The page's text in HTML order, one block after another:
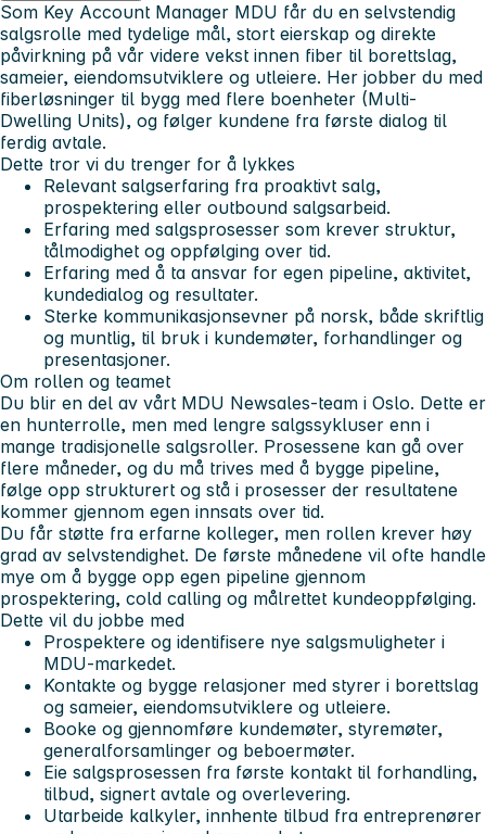
Som Key Account Manager MDU får du en selvstendig
salgsrolle med tydelige mål, stort eierskap og direkte
påvirkning på vår videre vekst innen fiber til borettslag,
sameier, eiendomsutviklere og utleiere. Her jobber du med
fiberløsninger til bygg med flere boenheter (Multi-
Dwelling Units), og følger kundene fra første dialog til
ferdig avtale.
Dette tror vi du trenger for å lykkes
Relevant salgserfaring fra proaktivt salg,
prospektering eller outbound salgsarbeid.
Erfaring med salgsprosesser som krever struktur,
tålmodighet og oppfølging over tid.
Erfaring med å ta ansvar for egen pipeline, aktivitet,
kundedialog og resultater.
Sterke kommunikasjonsevner på norsk, både skriftlig
og muntlig, til bruk i kundemøter, forhandlinger og
presentasjoner.
Om rollen og teamet
Du blir en del av vårt MDU Newsales-team i Oslo. Dette er
en hunterrolle, men med lengre salgssykluser enn i
mange tradisjonelle salgsroller. Prosessene kan gå over
flere måneder, og du må trives med å bygge pipeline,
følge opp strukturert og stå i prosesser der resultatene
kommer gjennom egen innsats over tid.
Du får støtte fra erfarne kolleger, men rollen krever høy
grad av selvstendighet. De første månedene vil ofte handle
mye om å bygge opp egen pipeline gjennom
prospektering, cold calling og målrettet kundeoppfølging.
Dette vil du jobbe med
Prospektere og identifisere nye salgsmuligheter i
MDU-markedet.
Kontakte og bygge relasjoner med styrer i borettslag
og sameier, eiendomsutviklere og utleiere.
Booke og gjennomføre kundemøter, styremøter,
generalforsamlinger og beboermøter.
Eie salgsprosessen fra første kontakt til forhandling,
tilbud, signert avtale og overlevering.
Utarbeide kalkyler, innhente tilbud fra entreprenører